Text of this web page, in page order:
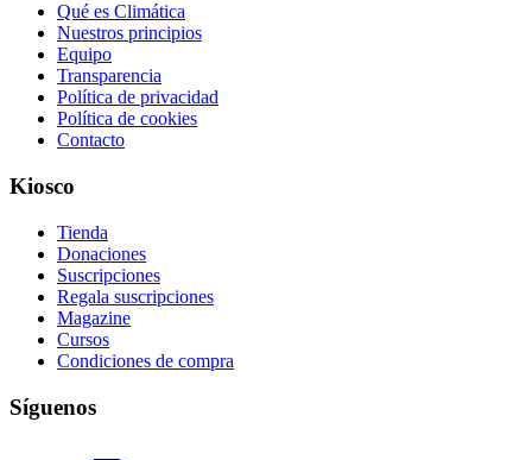
Qué es Climática
Nuestros principios
Equipo
Transparencia
Política de privacidad
Política de cookies
Contacto
Kiosco
Tienda
Donaciones
Suscripciones
Regala suscripciones
Magazine
Cursos
Condiciones de compra
Síguenos